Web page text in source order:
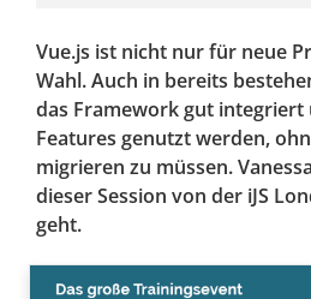
Vue.js ist nicht nur für neue
Wahl. Auch in bereits
das Framework gut integriert
Features genutzt werden,
migrieren zu müssen.
dieser Session von der iJS
geht.